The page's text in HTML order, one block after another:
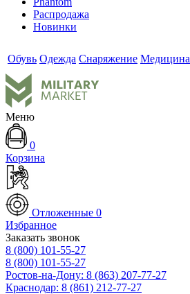
Распродажа
Новинки
Обувь Одежда Снаряжение Медицина
Меню
0
Корзина
Отложенные 0
Избранное
Заказать звонок
8 (800) 101-55-27
8 (800) 101-55-27
Ростов-на-Дону: 8 (863) 207-77-27
Краснодар: 8 (861) 212-77-27